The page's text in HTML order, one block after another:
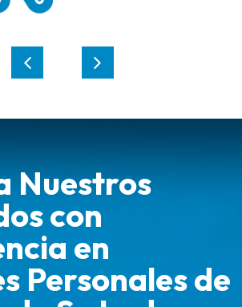
Nuestros
con
en
Personales de